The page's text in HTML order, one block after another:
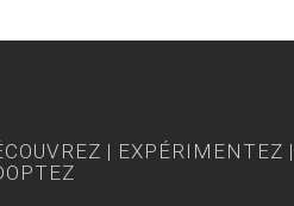
| EXPÉRIMENTEZ |